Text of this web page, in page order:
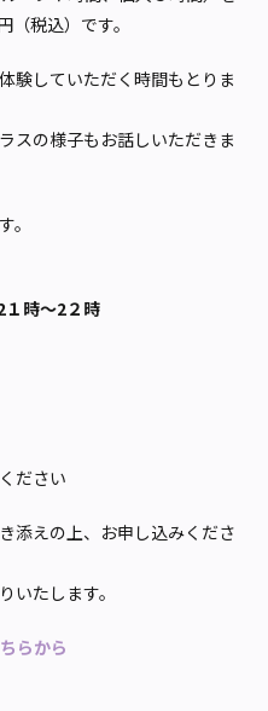
税込）です。
験していただく時間もとりま
スの様子もお話しいただきま
。
１時〜2２時
ださい
添えの上、お申し込みくださ
いたします。
らから